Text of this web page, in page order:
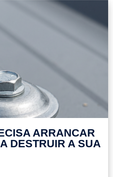
ARRANCAR
DESTRUIR A SUA